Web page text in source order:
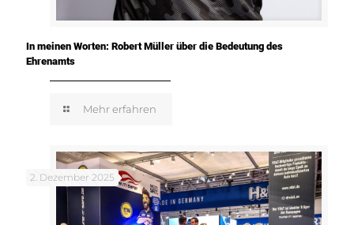
In meinen Worten: Robert Müller über die Bedeutung des
Ehrenamts
Mehr erfahren
2. Dezember 2025